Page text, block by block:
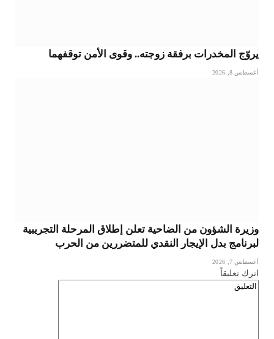
يروّج المخدرات برفقة زوجته.. وقوى الأمن توقفهما
أغسطس 8, 2026
وزيرة الشؤون من الضاحية تعلن إطلاق المرحلة التجريبية
لبرنامج بدل الإيجار النقدي للمتضررين من الحرب
أغسطس 7, 2026
اترك تعليقاً